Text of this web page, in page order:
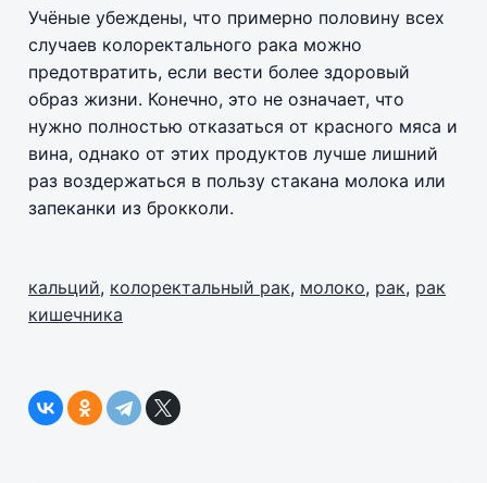
Учёные убеждены, что примерно половину всех
случаев колоректального рака можно
предотвратить, если вести более здоровый
образ жизни. Конечно, это не означает, что
нужно полностью отказаться от красного мяса и
вина, однако от этих продуктов лучше лишний
раз воздержаться в пользу стакана молока или
запеканки из брокколи.
кальций, колоректальный рак, молоко, рак, рак
кишечника